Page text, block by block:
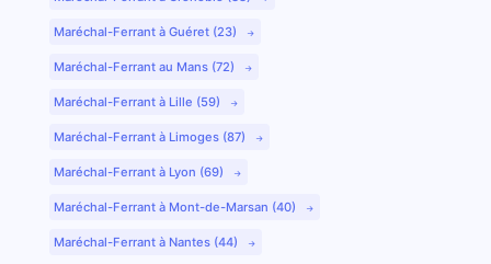
Maréchal-Ferrant à Guéret (23)
Maréchal-Ferrant au Mans (72)
Maréchal-Ferrant à Lille (59)
Maréchal-Ferrant à Limoges (87)
Maréchal-Ferrant à Lyon (69)
Maréchal-Ferrant à Mont-de-Marsan (40)
Maréchal-Ferrant à Nantes (44)